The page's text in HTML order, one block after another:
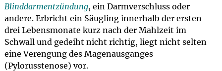
Blinddarmentzündung, ein Darmverschluss oder
andere. Erbricht ein Säugling innerhalb der ersten
drei Lebensmonate kurz nach der Mahlzeit im
Schwall und gedeiht nicht richtig, liegt nicht selten
eine Verengung des Magenausganges
(Pylorusstenose) vor.